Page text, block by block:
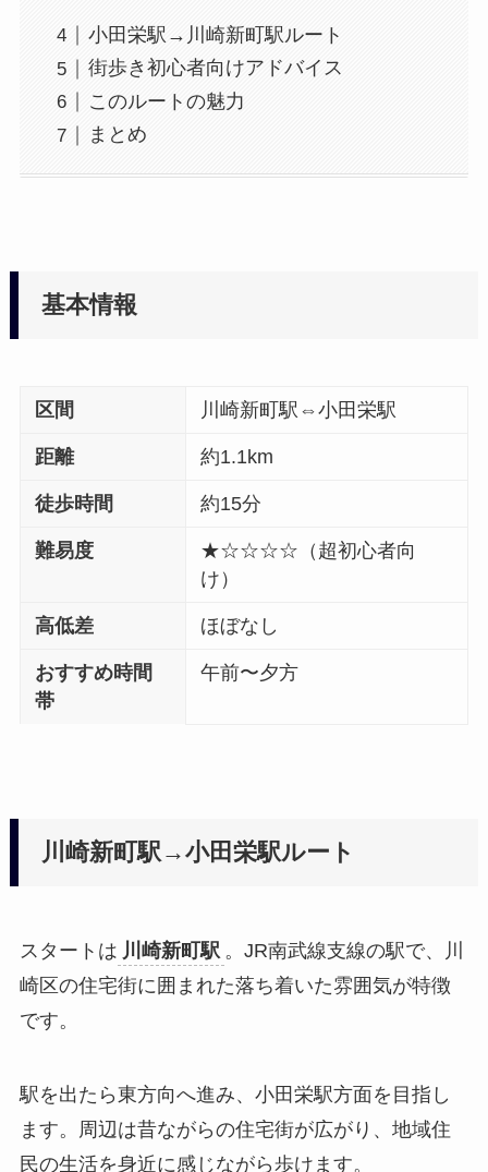
小田栄駅→川崎新町駅ルート
街歩き初心者向けアドバイス
このルートの魅力
まとめ
基本情報
区間 川崎新町駅⇔小田栄駅
距離 約1.1km
徒歩時間 約15分
難易度
★☆☆☆☆（超初心者向
け）
高低差 ほぼなし
おすすめ時間
帯
午前〜夕方
川崎新町駅→小田栄駅ルート
スタートは 川崎新町駅 。JR南武線支線の駅で、川
崎区の住宅街に囲まれた落ち着いた雰囲気が特徴
です。
駅を出たら東方向へ進み、小田栄駅方面を目指し
ます。周辺は昔ながらの住宅街が広がり、地域住
民の生活を身近に感じながら歩けます。